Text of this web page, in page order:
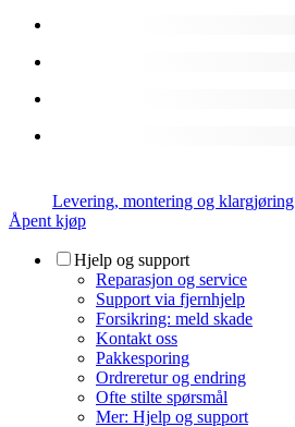
Levering, montering og klargjøring
Åpent kjøp
Hjelp og support
Reparasjon og service
Support via fjernhjelp
Forsikring: meld skade
Kontakt oss
Pakkesporing
Ordreretur og endring
Ofte stilte spørsmål
Mer: Hjelp og support